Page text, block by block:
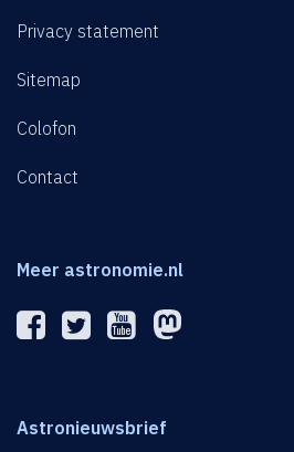
Privacy statement
Sitemap
Colofon
Contact
Meer astronomie.nl
Astronieuwsbrief